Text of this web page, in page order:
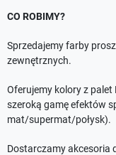
CO ROBIMY?
Sprzedajemy farby
zewnętrznych.
Oferujemy kolory z palet
szeroką gamę efektów
mat/supermat/połysk).
Dostarczamy akcesoria